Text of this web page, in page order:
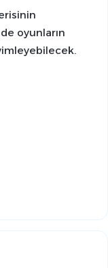
oyunların